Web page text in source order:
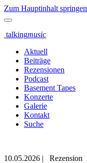
Zum Hauptinhalt springen
talkingmusic
Aktuell
Beiträge
Rezensionen
Podcast
Basement Tapes
Konzerte
Galerie
Kontakt
Suche
10.05.2026 | Rezension